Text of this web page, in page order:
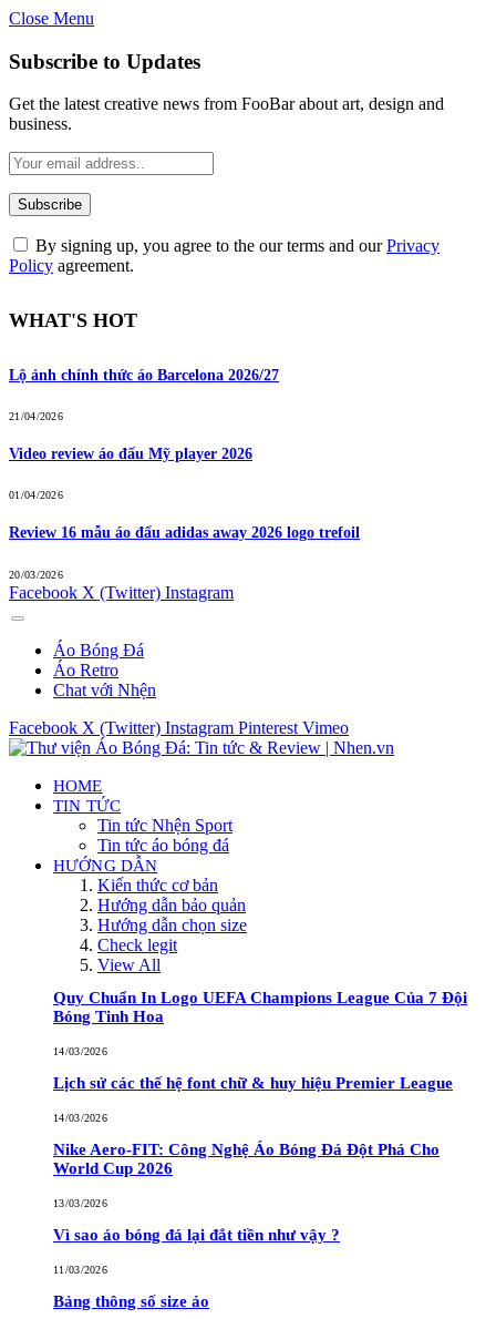
Close Menu
Subscribe to Updates
Get the latest creative news from FooBar about art, design and
business.
By signing up, you agree to the our terms and ourPrivacy
Policy agreement.
WHAT'S HOT
Lộ ảnh chính thức áo Barcelona 2026/27
21/04/2026
Video review áo đấu Mỹ player 2026
01/04/2026
Review 16 mẫu áo đấu adidas away 2026 logo trefoil
20/03/2026
Facebook X (Twitter) Instagram
Áo Bóng Đá
Áo Retro
Chat với Nhện
Facebook X (Twitter) Instagram Pinterest Vimeo
HOME
TIN TỨC
Tin tức Nhện Sport
Tin tức áo bóng đá
HƯỚNG DẪN
Kiến thức cơ bản
Hướng dẫn bảo quản
Hướng dẫn chọn size
Check legit
View All
Quy Chuẩn In Logo UEFA Champions League Của 7 Đội
Bóng Tinh Hoa
14/03/2026
Lịch sử các thế hệ font chữ & huy hiệu Premier League
14/03/2026
Nike Aero-FIT: Công Nghệ Áo Bóng Đá Đột Phá Cho
World Cup 2026
13/03/2026
Vì sao áo bóng đá lại đắt tiền như vậy ?
11/03/2026
Bảng thông số size áo